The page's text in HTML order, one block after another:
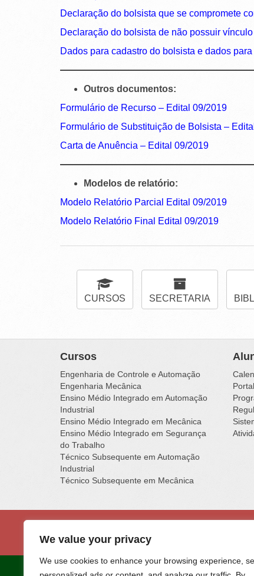
We value your privacy
We use cookies to enhance your browsing experience,
Declaração do bolsista que se compromete
Declaração do bolsista de não possuir
Dados para cadastro do bolsista e dados
Outros documentos:
Formulário de Recurso – Edital 09/2019
Formulário de Substituição de Bolsista –
Carta de Anuência – Edital 09/2019
Modelos de relatório:
Modelo Relatório Parcial Edital 09/2019
Modelo Relatório Final Edital 09/2019
CURSOS SECRETARIA
Cursos
Engenharia de Controle e Automação
Engenharia Mecânica
Ensino Médio Integrado em Automação
Industrial
Ensino Médio Integrado em Mecânica
Ensino Médio Integrado em Segurança
do Trabalho
Técnico Subsequente em Automação
Industrial
Técnico Subsequente em Mecânica
Rua